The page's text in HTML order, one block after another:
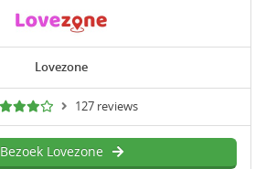
Lovezone
127 reviews
Bezoek Lovezone